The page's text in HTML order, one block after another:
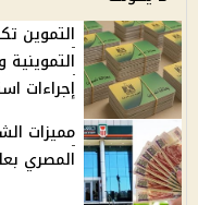
التموين
إجراءات
مميزات
المصري بعائد